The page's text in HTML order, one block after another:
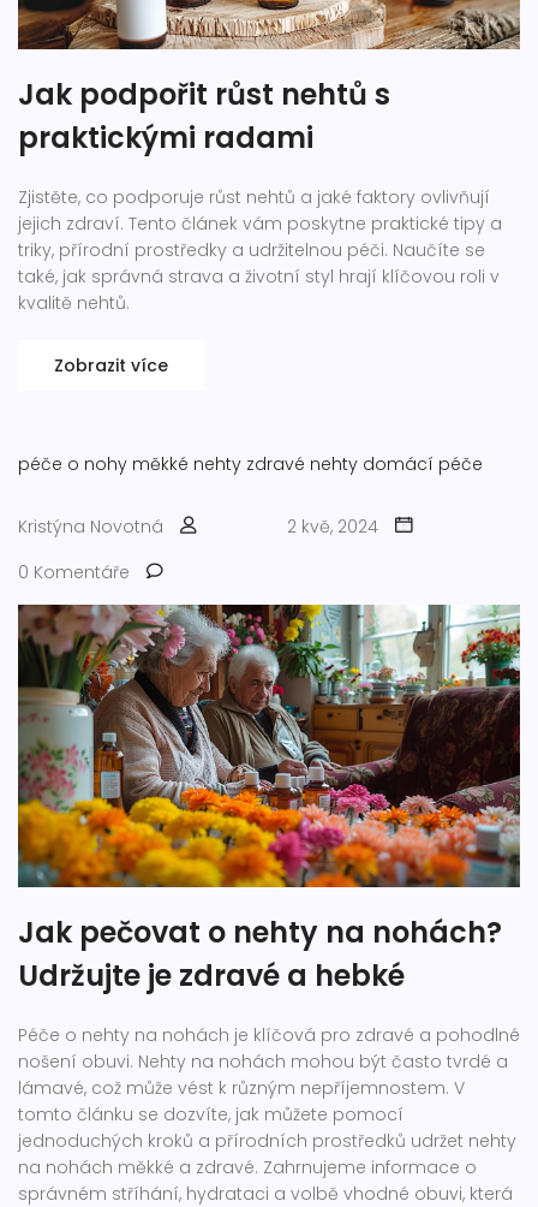
Jak podpořit růst nehtů s
praktickými radami
Zjistěte, co podporuje růst nehtů a jaké faktory ovlivňují
jejich zdraví. Tento článek vám poskytne praktické tipy a
triky, přírodní prostředky a udržitelnou péči. Naučíte se
také, jak správná strava a životní styl hrají klíčovou roli v
kvalitě nehtů.
Zobrazit více
péče o nohy měkké nehty zdravé nehty domácí péče
Kristýna Novotná
2 kvě, 2024
0 Komentáře
Jak pečovat o nehty na nohách?
Udržujte je zdravé a hebké
Péče o nehty na nohách je klíčová pro zdravé a pohodlné
nošení obuvi. Nehty na nohách mohou být často tvrdé a
lámavé, což může vést k různým nepříjemnostem. V
tomto článku se dozvíte, jak můžete pomocí
jednoduchých kroků a přírodních prostředků udržet nehty
na nohách měkké a zdravé. Zahrnujeme informace o
správném stříhání, hydrataci a volbě vhodné obuvi, která